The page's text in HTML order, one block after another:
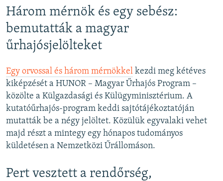
Három mérnök és egy sebész:
bemutatták a magyar
űrhajósjelölteket
Egy orvossal és három mérnökkel kezdi meg kétéves
kiképzését a HUNOR – Magyar Űrhajós Program –​
közölte a Külgazdasági és Külügyminisztérium. A
kutatóűrhajós-program keddi sajtótájékoztatóján
mutatták be a négy jelöltet. Közülük egyvalaki vehet
majd részt a mintegy egy hónapos tudományos
küldetésen a Nemzetközi Űrállomáson.
Pert vesztett a rendőrség,